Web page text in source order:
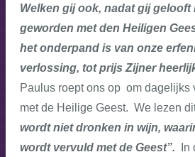
Welken gij ook, nadat gij gelooft
geworden met den Heiligen
het onderpand is van onze
verlossing, tot prijs Zijner
Paulus roept ons op om dagelijks
met de Heilige Geest. We lezen
wordt niet dronken in wijn,
wordt vervuld met de Geest”.